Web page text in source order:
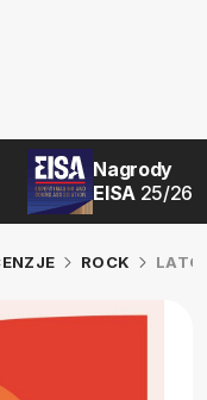
Nagrody
EISA 25/26
ROCK LATO